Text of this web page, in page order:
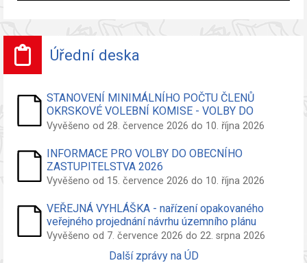
Úřední deska
STANOVENÍ MINIMÁLNÍHO POČTU ČLENŮ
OKRSKOVÉ VOLEBNÍ KOMISE - VOLBY DO
ZASTUPITELSTVA OBCE
Vyvěšeno od 28. července 2026 do 10. října 2026
INFORMACE PRO VOLBY DO OBECNÍHO
ZASTUPITELSTVA 2026
Vyvěšeno od 15. července 2026 do 10. října 2026
VEŘEJNÁ VYHLÁŠKA - nařízení opakovaného
veřejného projednání návrhu územního plánu
Vyvěšeno od 7. července 2026 do 22. srpna 2026
Další zprávy na ÚD